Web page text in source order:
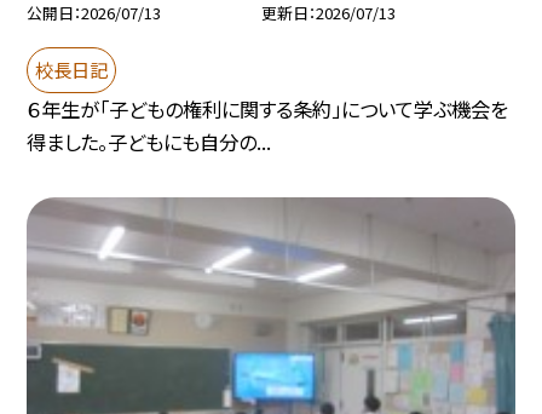
公開日 2026/07/13 更新日 2026/07/13
校長日記
６年生が「子どもの権利に関する条約」について学ぶ機会を
得ました。子どもにも自分の...